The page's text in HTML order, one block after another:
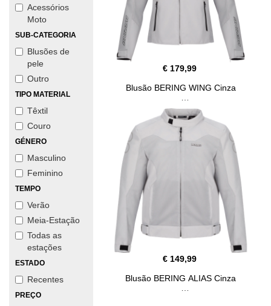
Acessórios
Moto
SUB-CATEGORIA
Blusões de
pele
Outro
TIPO MATERIAL
Têxtil
Couro
GÉNERO
Masculino
Feminino
TEMPO
Verão
Meia-Estação
Todas as
estações
ESTADO
Recentes
PREÇO
€ 179,99
Blusão BERING WING Cinza
€ 149,99
Blusão BERING ALIAS Cinza